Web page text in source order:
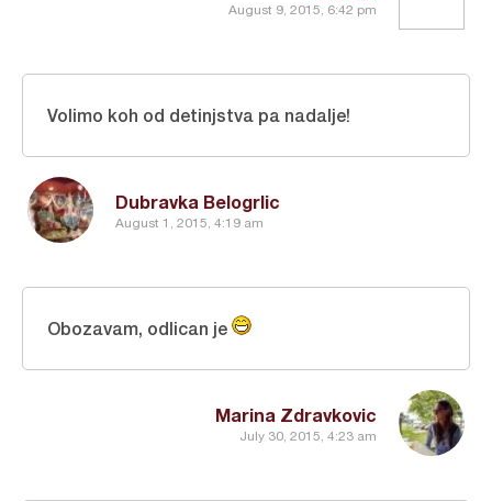
August 9, 2015, 6:42 pm
Dubravka Belogrlic
August 1, 2015, 4:19 am
Volimo koh od detinjstva pa nadalje!
Marina Zdravkovic
July 30, 2015, 4:23 am
Obozavam, odlican je